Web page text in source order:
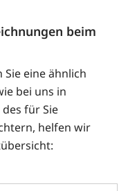
beim
Sie eine ähnlich
bei uns in
für Sie
helfen wir